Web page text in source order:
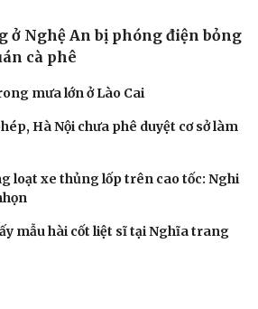
Giải trí
Thời trang
hơn
giảm giá gần 80 triệu đồng,
nào?